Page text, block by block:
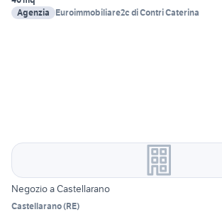
Agenzia
Euroimmobiliare2c di Contri Caterina
Negozio a Castellarano
Castellarano(RE)